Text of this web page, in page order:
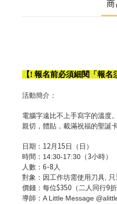
【! 報名前必須細閱「報名
活動簡介：
電腦字遠比不上手寫字的溫度。
親切，體貼，載滿祝福的聖誕
日期： 12 月 15日（日）
時間： 14:30-17:30 （3⼩時）
人數： 6-8 人
對象： 因工作坊需使用刀具
價錢 ：每位$350 （二人同行9
導師：A Little Message